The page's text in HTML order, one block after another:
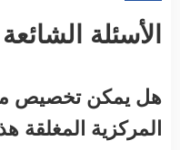
الأسئلة الشائعة
هل يمكن تخصيص
المركزية المغلقة